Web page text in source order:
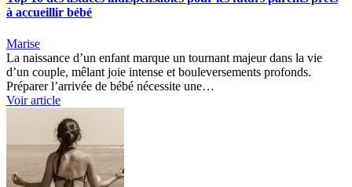
à accueillir bébé
Marise
La naissance d’un enfant marque un tournant majeur dans la vie
d’un couple, mêlant joie intense et bouleversements profonds.
Préparer l’arrivée de bébé nécessite une…
Voir article